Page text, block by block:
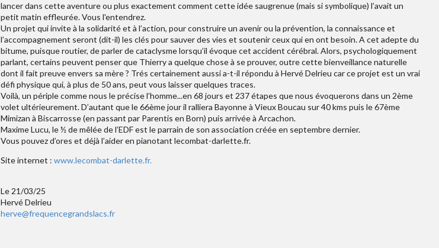
lancer dans cette aventure ou plus exactement comment cette idée saugrenue (mais si symbolique) l’avait un
petit matin effleurée. Vous l'entendrez.
Un projet qui invite à la solidarité et à l’action, pour construire un avenir ou la prévention, la connaissance et
l’accompagnement seront (dit-il) les clés pour sauver des vies et soutenir ceux qui en ont besoin. A cet adepte du
bitume, puisque routier, de parler de cataclysme lorsqu’il évoque cet accident cérébral. Alors, psychologiquement
parlant, certains peuvent penser que Thierry a quelque chose à se prouver, outre cette bienveillance naturelle
dont il fait preuve envers sa mère ? Trés certainement aussi a-t-il répondu à Hervé Delrieu car ce projet est un vrai
défi physique qui, à plus de 50 ans, peut vous laisser quelques traces.
Voilà, un périple comme nous le précise l’homme...en 68 jours et 237 étapes que nous évoquerons dans un 2ème
volet ultérieurement. D’autant que le 66ème jour il ralliera Bayonne à Vieux Boucau sur 40 kms puis le 67ème
Mimizan à Biscarrosse (en passant par Parentis en Born) puis arrivée à Arcachon.
Maxime Lucu, le ½ de mêlée de l’EDF est le parrain de son association créée en septembre dernier.
Vous pouvez d’ores et déjà l’aider en pianotant lecombat-darlette.fr.
Site internet : www.lecombat-darlette.fr.
Le 21/03/25
Hervé Delrieu
herve@frequencegrandslacs.fr